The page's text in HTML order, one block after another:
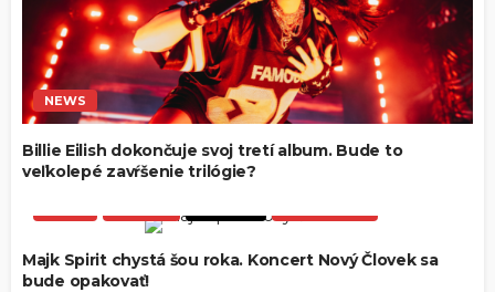
NEWS
Billie Eilish dokončuje svoj tretí album. Bude to
veľkolepé zavŕšenie trilógie?
Majk Spirit chystá šou roka. Koncert Nový Človek sa
bude opakovať!